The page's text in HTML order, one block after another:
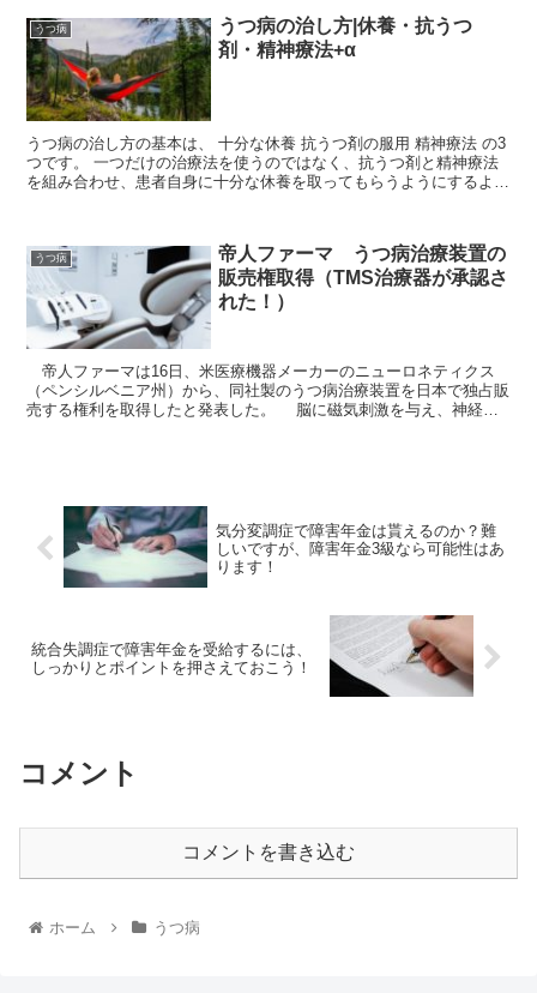
うつ病
うつ病の治し方|休養・抗うつ
剤・精神療法+α
うつ病の治し方の基本は、 十分な休養 抗うつ剤の服用 精神療法 の3
つです。 一つだけの治療法を使うのではなく、抗うつ剤と精神療法
を組み合わせ、患者自身に十分な休養を取ってもらうようにするよう
うつ病
帝人ファーマ うつ病治療装置の
販売権取得（TMS治療器が承認さ
れた！）
帝人ファーマは16日、米医療機器メーカーのニューロネティクス
（ペンシルベニア州）から、同社製のうつ病治療装置を日本で独占販
売する権利を取得したと発表した。 脳に磁気刺激を与え、神経伝
気分変調症で障害年金は貰えるのか？難
しいですが、障害年金3級なら可能性はあ
ります！
統合失調症で障害年金を受給するには、
しっかりとポイントを押さえておこう！
コメント
コメントを書き込む
ホーム うつ病